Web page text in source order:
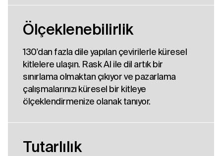
Ölçeklenebilirlik
130'dan fazla dile yapılan çevirilerle küresel
kitlelere ulaşın. Rask AI ile dil artık bir
sınırlama olmaktan çıkıyor ve pazarlama
çalışmalarınızı küresel bir kitleye
ölçeklendirmenize olanak tanıyor.
Tutarlılık